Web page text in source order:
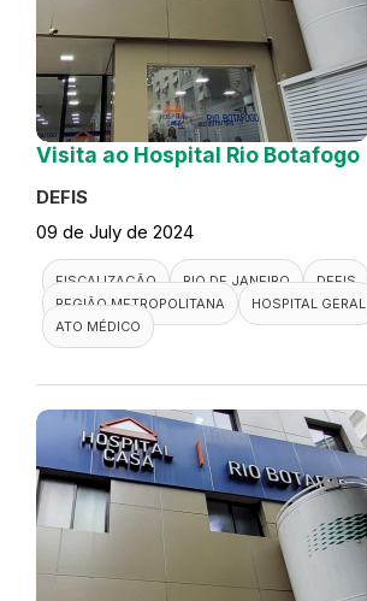
Visita ao Hospital Rio Botafogo
DEFIS
09 de July de 2024
FISCALIZAÇÃO RIO DE JANEIRO
DEFIS
REGIÃO METROPOLITANA
HOSPITAL GERAL
ATO MÉDICO